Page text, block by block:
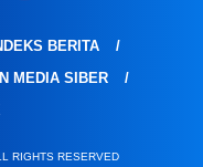
BERITA
MEDIA SIBER
RIGHTS RESERVED